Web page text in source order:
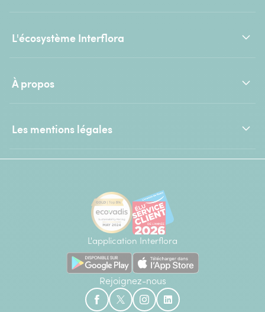
L'écosystème Interflora
À propos
Les mentions légales
L'application Interflora
Rejoignez-nous